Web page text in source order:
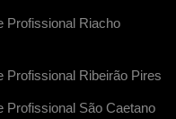
Profissional Riacho
Profissional Ribeirão Pires
Profissional São Caetano